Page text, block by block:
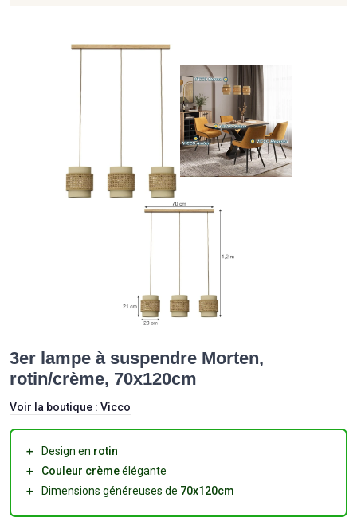
3er lampe à suspendre Morten,
rotin/crème, 70x120cm
Voir la boutique : Vicco
＋ Design en rotin
＋
Couleur crèmeélégante
＋
Dimensions généreuses de 70x120cm